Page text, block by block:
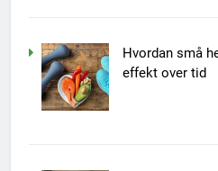
Hvordan små
effekt over tid